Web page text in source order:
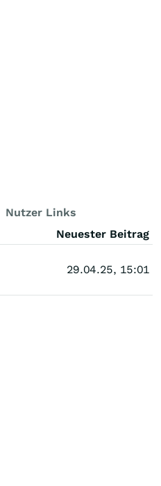
Nutzer Links
Neuester Beitrag
29.04.25, 15:01